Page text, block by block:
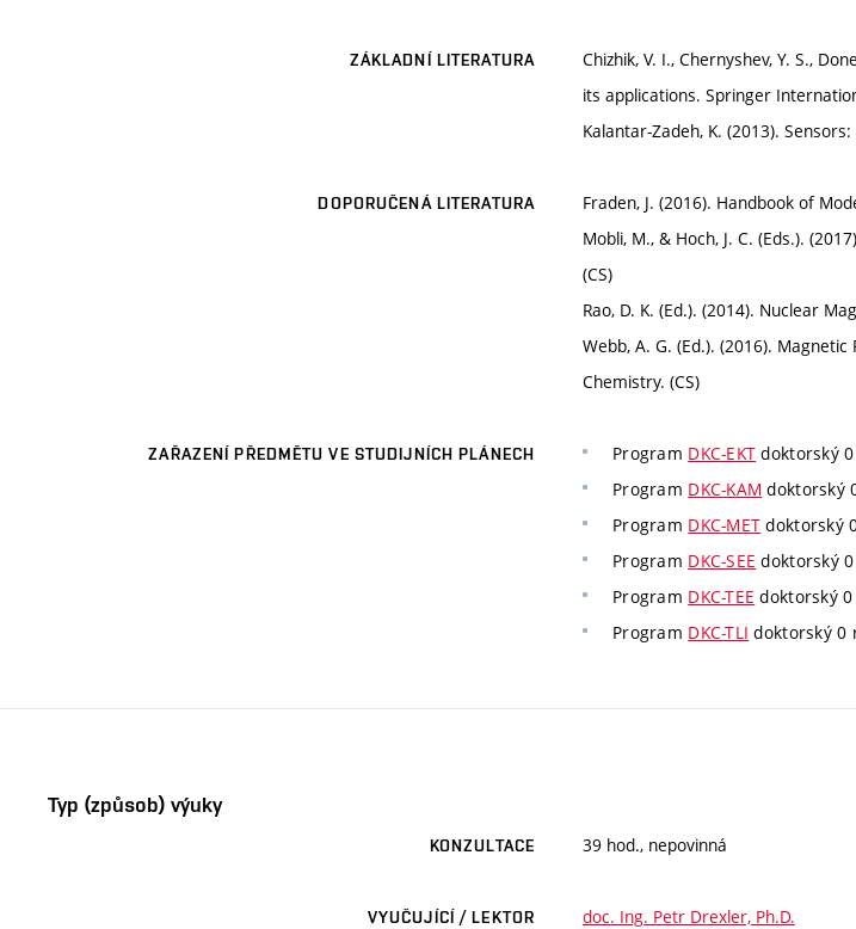
ZÁKLADNÍ LITERATURA
Chizhik, V. I., Chernyshev, Y. S.,
its applications. Springer
Kalantar-Zadeh, K. (2013).
DOPORUČENÁ LITERATURA
Fraden, J. (2016). Handbook of
Mobli, M., & Hoch, J. C. (Eds.).
(CS)
Rao, D. K. (Ed.). (2014). Nuclear
Webb, A. G. (Ed.). (2016).
Chemistry. (CS)
ZAŘAZENÍ PŘEDMĚTU VE STUDIJNÍCH PLÁNECH Program DKC-EKT doktorský
Program DKC-KAM doktorský
Program DKC-MET doktorský
Program DKC-SEE doktorský
Program DKC-TEE doktorský
Program DKC-TLI doktorský 0
Typ (způsob) výuky
KONZULTACE 39 hod., nepovinná
VYUČUJÍCÍ / LEKTOR doc. Ing. Petr Drexler, Ph.D.